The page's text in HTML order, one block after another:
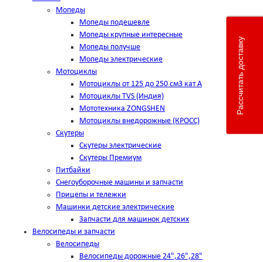
Мопеды
Мопеды подешевле
Мопеды крупные интересные
Мопеды получше
Мопеды электрические
Мотоциклы
Мотоциклы от 125 до 250 см3 кат А
Мотоциклы TVS (Индия)
Мототехника ZONGSHEN
Мотоциклы внедорожные (КРОСС)
Скутеры
Скутеры электрические
Скутеры Премиум
Питбайки
Снегоуборочные машины и запчасти
Прицепы и тележки
Машинки детские электрические
Запчасти для машинок детских
Велосипеды и запчасти
Велосипеды
Велосипеды дорожные 24",26",28"
Рассчитать доставку